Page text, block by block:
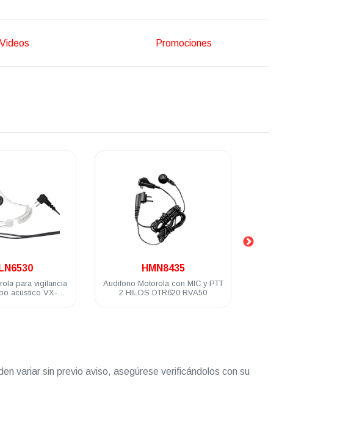
Videos Promociones
para vigilancia
acústico VX-80
HMN8435
Audifono Motorola con MIC y PTT
2 HILOS DTR620 RVA50
variar sin previo aviso, asegúrese verificándolos con su